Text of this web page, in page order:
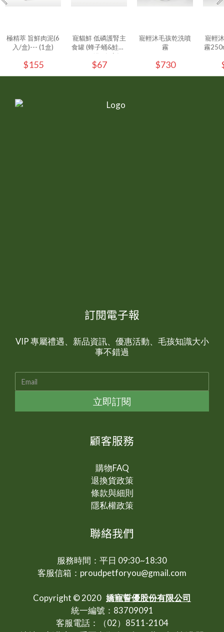
極精萃 旨鮮肉泥(6
入/盒)--- (1盒)
$155
寵貓鮮 低磷護腎主
食罐 (蜂子蛹&鮭魚)
80g/罐 - (1入)
$67
寵輕沐毛孩乾洗噴
霧
$730
寵輕
霧
訂閱電子報
VIP 專屬禮遇、新品資訊、優惠活動、毛孩知識大小
事不錯過
立即訂閱
顧客服務
購物FAQ
退換貨政策
條款與細則
隱私權政策
聯絡我們
服務時間：平日 09:30~18:30
客服信箱：proudpetforyou@gmail.com
Copyright © 2020 嬌寵誓優股份有限公司
統一編號：83709091
客服電話：（02）8511-2104